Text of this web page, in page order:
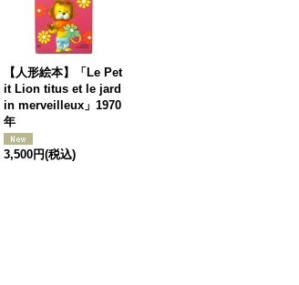
【人形絵本】「Le Pet
it Lion titus et le jard
in merveilleux」1970
年
3,500円(税込)